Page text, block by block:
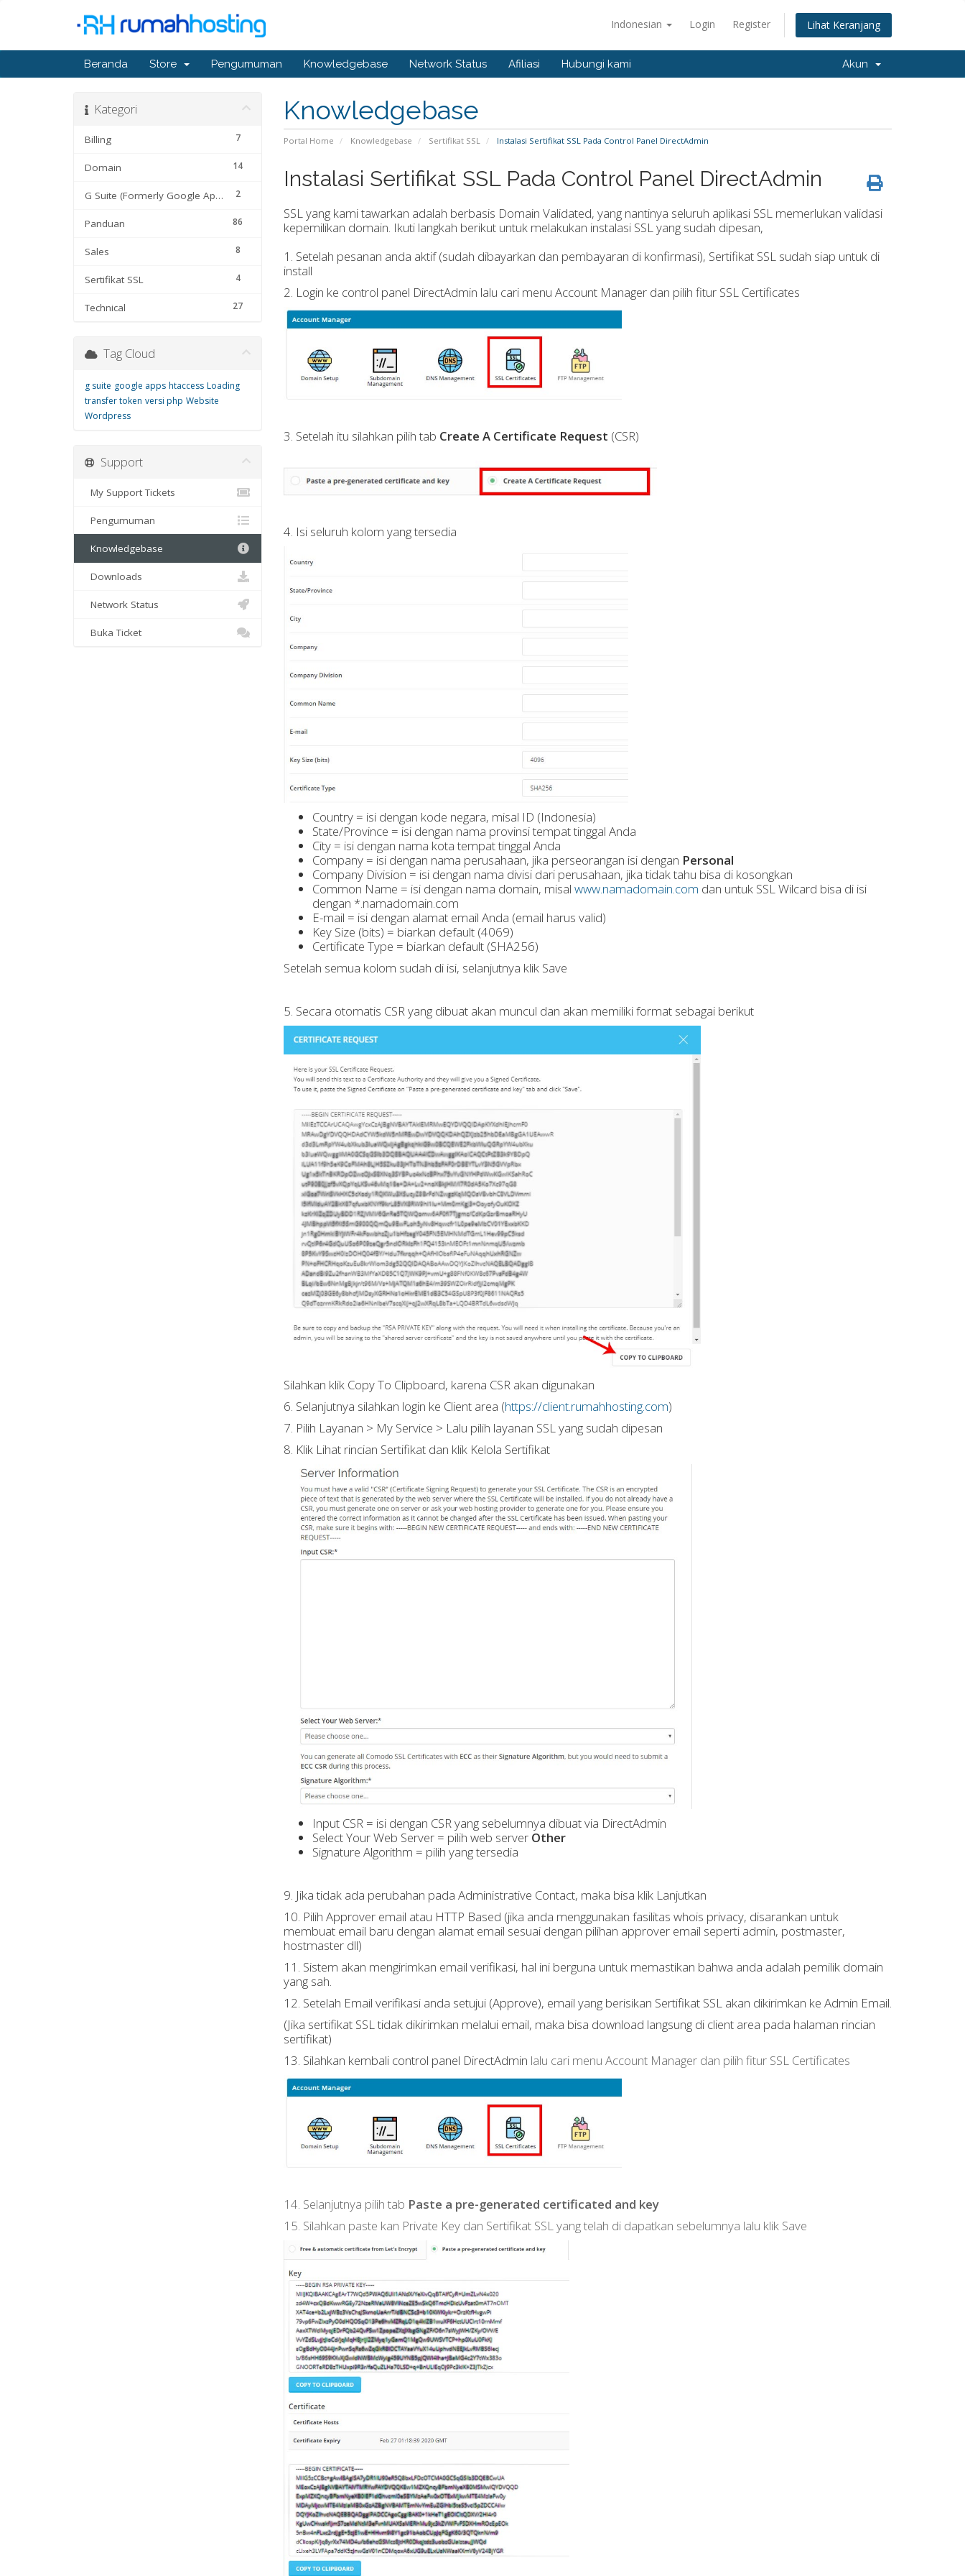
Indonesian Login Register Lihat Keranjang
Beranda Store Pengumuman Knowledgebase Network Status Afiliasi Hubungi kami Akun
Knowledgebase
Portal Home Knowledgebase Sertifikat SSL Instalasi Sertifikat SSL Pada Control Panel DirectAdmin
Kategori
7
Billing
14
Domain
2
G Suite (Formerly Google Apps)
86
Panduan
8
Sales
4
Sertifikat SSL
27
Technical
Instalasi Sertifikat SSL Pada Control Panel DirectAdmin
SSL yang kami tawarkan adalah berbasis Domain Validated, yang nantinya seluruh aplikasi SSL memerlukan validasi
kepemilikan domain. Ikuti langkah berikut untuk melakukan instalasi SSL yang sudah dipesan,
1. Setelah pesanan anda aktif (sudah dibayarkan dan pembayaran di konfirmasi), Sertifikat SSL sudah siap untuk di
install
2. Login ke control panel DirectAdmin lalu cari menu Account Manager dan pilih fitur SSL Certificates
3. Setelah itu silahkan pilih tab Create A Certificate Request (CSR)
4. Isi seluruh kolom yang tersedia
Country = isi dengan kode negara, misal ID (Indonesia)
State/Province = isi dengan nama provinsi tempat tinggal Anda
City = isi dengan nama kota tempat tinggal Anda
Company = isi dengan nama perusahaan, jika perseorangan isi dengan Personal
Company Division = isi dengan nama divisi dari perusahaan, jika tidak tahu bisa di kosongkan
Common Name = isi dengan nama domain, misal www.namadomain.com dan untuk SSL Wilcard bisa di isi
dengan *.namadomain.com
E-mail = isi dengan alamat email Anda (email harus valid)
Key Size (bits) = biarkan default (4069)
Certificate Type = biarkan default (SHA256)
Setelah semua kolom sudah di isi, selanjutnya klik Save
5. Secara otomatis CSR yang dibuat akan muncul dan akan memiliki format sebagai berikut
Silahkan klik Copy To Clipboard, karena CSR akan digunakan
6. Selanjutnya silahkan login ke Client area (https://client.rumahhosting.com)
7. Pilih Layanan > My Service > Lalu pilih layanan SSL yang sudah dipesan
8. Klik Lihat rincian Sertifikat dan klik Kelola Sertifikat
Input CSR = isi dengan CSR yang sebelumnya dibuat via DirectAdmin
Select Your Web Server = pilih web server Other
Signature Algorithm = pilih yang tersedia
9. Jika tidak ada perubahan pada Administrative Contact, maka bisa klik Lanjutkan
10. Pilih Approver email atau HTTP Based (jika anda menggunakan fasilitas whois privacy, disarankan untuk
membuat email baru dengan alamat email sesuai dengan pilihan approver email seperti admin, postmaster,
hostmaster dll)
11. Sistem akan mengirimkan email verifikasi, hal ini berguna untuk memastikan bahwa anda adalah pemilik domain
yang sah.
12. Setelah Email verifikasi anda setujui (Approve), email yang berisikan Sertifikat SSL akan dikirimkan ke Admin Email.
(Jika sertifikat SSL tidak dikirimkan melalui email, maka bisa download langsung di client area pada halaman rincian
sertifikat)
13. Silahkan kembali control panel DirectAdmin lalu cari menu Account Manager dan pilih fitur SSL Certificates
14. Selanjutnya pilih tab Paste a pre-generated certificated and key
15. Silahkan paste kan Private Key dan Sertifikat SSL yang telah di dapatkan sebelumnya lalu klik Save
Tag Cloud
g suite google apps htaccess Loading
transfer token versi php Website
Wordpress
Support
My Support Tickets
Pengumuman
Knowledgebase
Downloads
Network Status
Buka Ticket